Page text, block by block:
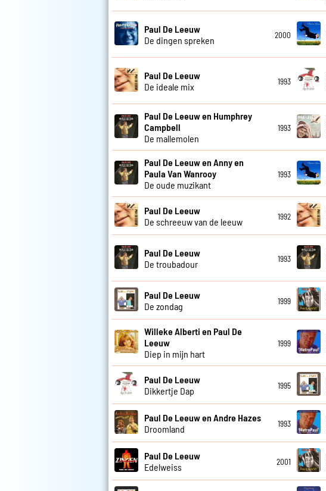
Paul De Leeuw
De dingen spreken
2000
Paul De Leeuw
De ideale mix
1993
Paul De Leeuw en Humphrey
Campbell
De mallemolen
1993
Paul De Leeuw en Anny en
Paula Van Wanrooy
De oude muzikant
1993
Paul De Leeuw
De schreeuw van de leeuw
1992
Paul De Leeuw
De troubadour
1993
Paul De Leeuw
De zondag
1999
Willeke Alberti en Paul De
Leeuw
Diep in mijn hart
1999
Paul De Leeuw
Dikkertje Dap
1995
Paul De Leeuw en Andre Hazes
Droomland
1993
Paul De Leeuw
Edelweiss
2001